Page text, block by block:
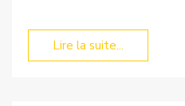
Lire la suite...